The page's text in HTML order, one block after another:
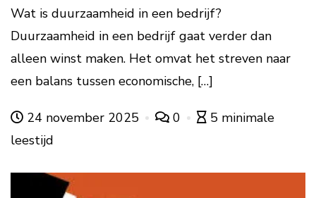
Wat is duurzaamheid in een bedrijf?
Duurzaamheid in een bedrijf gaat verder dan
alleen winst maken. Het omvat het streven naar
een balans tussen economische, […]
24 november 2025 0
5 minimale
leestijd